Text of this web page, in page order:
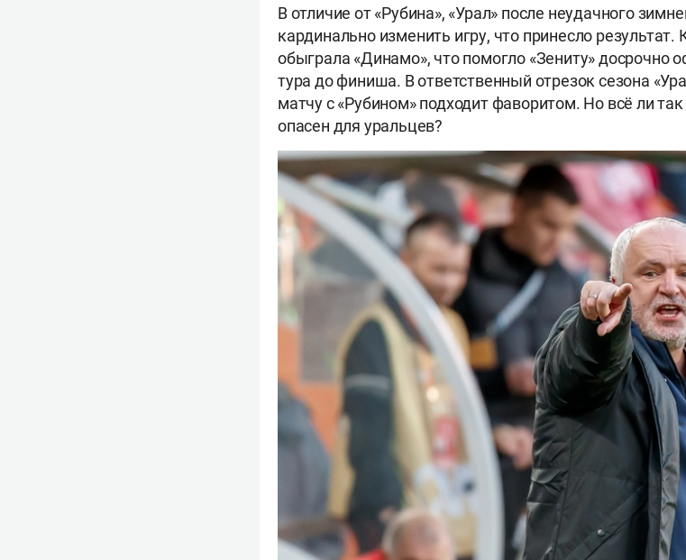
В отличие от «Рубина», «Урал» после неудачного
кардинально изменить игру, что принесло
обыграла «Динамо», что помогло «Зениту» досрочно
тура до финиша. В ответственный отрезок сезона
матчу с «Рубином» подходит фаворитом. Но всё ли
опасен для уральцев?